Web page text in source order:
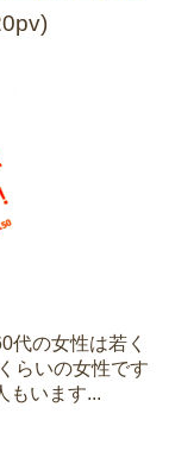
代の女性は若く
らいの女性です
もいます...